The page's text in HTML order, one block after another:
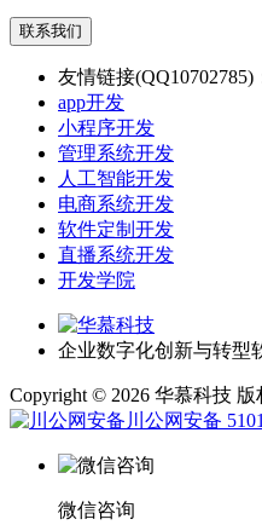
联系我们
友情链接(QQ10702785)
app开发
小程序开发
管理系统开发
人工智能开发
电商系统开发
软件定制开发
直播系统开发
开发学院
企业数字化创新与转型
Copyright © 2026 华慕科技 版
川公网安备
微信咨询